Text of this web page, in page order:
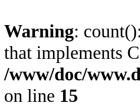
Warning:
that implements
/www/doc/
on line 15